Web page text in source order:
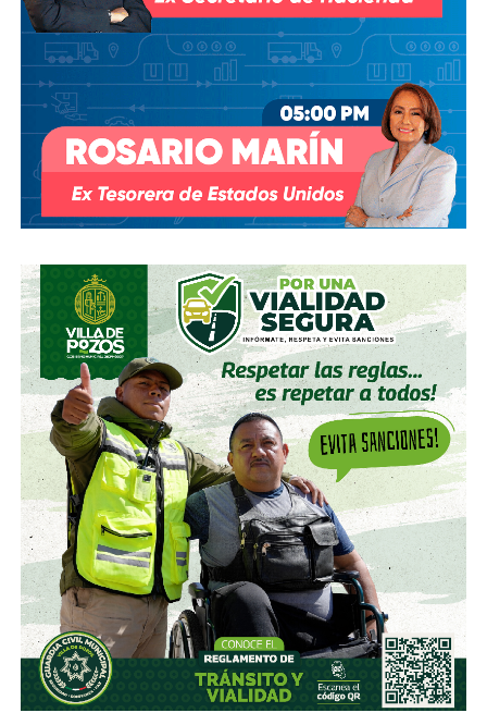
un “a lo mejor se lo cambiamos” que no derivó en ningún
trámite documentado; y desde 2025, la Comisión Nacional
del Agua asegura estar “evaluando” el retiro de la
concesión, hasta el momento, sin resolución.
También lee:Diputada pide poner un alto a la empresa de
El Realito